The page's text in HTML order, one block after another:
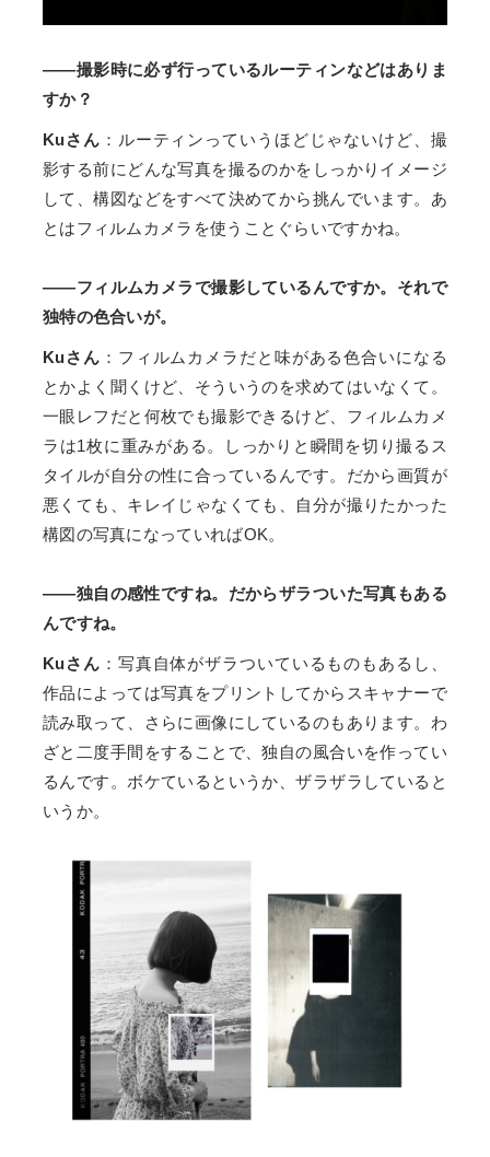
――撮影時に必ず行っているルーティンなどはありま
すか？
Kuさん ：ルーティンっていうほどじゃないけど、撮
影する前にどんな写真を撮るのかをしっかりイメージ
して、構図などをすべて決めてから挑んでいます。あ
とはフィルムカメラを使うことぐらいですかね。
――フィルムカメラで撮影しているんですか。それで
独特の色合いが。
Kuさん ：フィルムカメラだと味がある色合いになる
とかよく聞くけど、そういうのを求めてはいなくて。
一眼レフだと何枚でも撮影できるけど、フィルムカメ
ラは1枚に重みがある。しっかりと瞬間を切り撮るス
タイルが自分の性に合っているんです。だから画質が
悪くても、キレイじゃなくても、自分が撮りたかった
構図の写真になっていればOK。
――独自の感性ですね。だからザラついた写真もある
んですね。
Kuさん ：写真自体がザラついているものもあるし、
作品によっては写真をプリントしてからスキャナーで
読み取って、さらに画像にしているのもあります。わ
ざと二度手間をすることで、独自の風合いを作ってい
るんです。ボケているというか、ザラザラしていると
いうか。